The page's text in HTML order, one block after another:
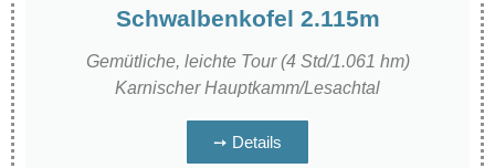
Schwalbenkofel 2.115m
Gemütliche, leichte Tour (4 Std/1.061 hm)
Karnischer Hauptkamm/Lesachtal
➙ Details